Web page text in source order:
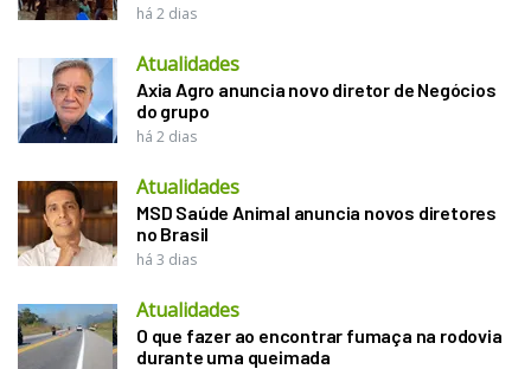
há 2 dias
Atualidades
Axia Agro anuncia novo diretor de Negócios
do grupo
há 2 dias
Atualidades
MSD Saúde Animal anuncia novos diretores
no Brasil
há 3 dias
Atualidades
O que fazer ao encontrar fumaça na rodovia
durante uma queimada